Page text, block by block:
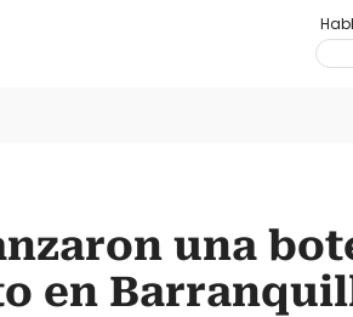
una
en